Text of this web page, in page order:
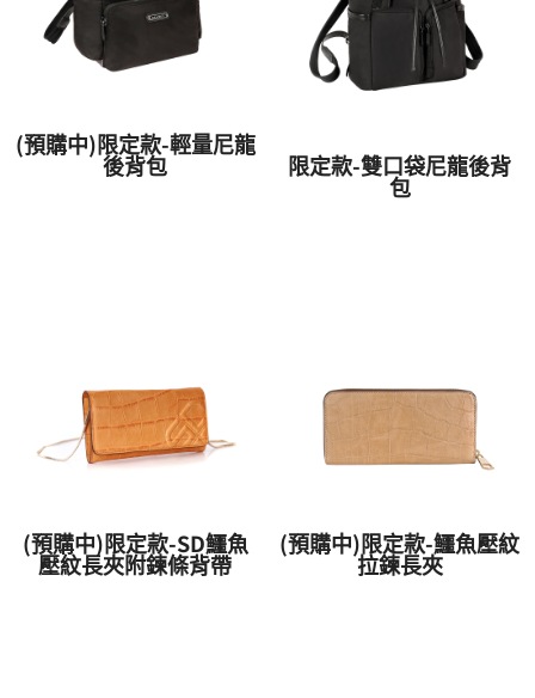
(預購中)限定款-輕量尼龍
後背包 限定款-雙口袋尼龍後背
包
(預購中)限定款-SD鱷魚
壓紋長夾附鍊條背帶
(預購中)限定款-鱷魚壓紋
拉鍊長夾